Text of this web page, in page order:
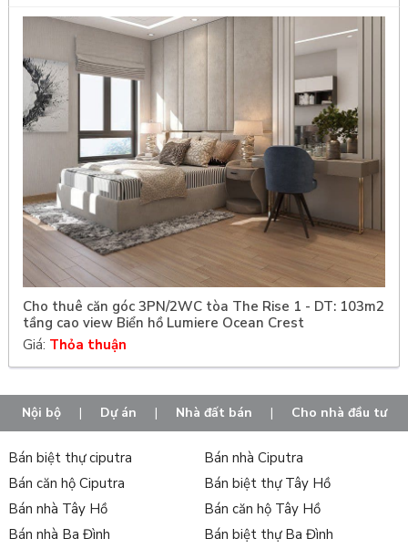
Cho thuê căn góc 3PN/2WC tòa The Rise 1 - DT: 103m2
tầng cao view Biển hồ Lumiere Ocean Crest
Giá: Thỏa thuận
Nội bộ | Dự án | Nhà đất bán | Cho nhà đầu tư
Bán biệt thự ciputra
Bán nhà Ciputra
Bán căn hộ Ciputra
Bán biệt thự Tây Hồ
Bán nhà Tây Hồ
Bán căn hộ Tây Hồ
Bán nhà Ba Đình
Bán biệt thự Ba Đình